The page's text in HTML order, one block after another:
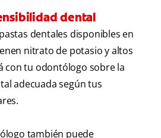
dental
dentales disponibles en
nitrato de potasio y altos
con tu odontólogo sobre la
adecuada según tus
también puede